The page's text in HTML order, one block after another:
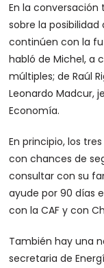
En la
sobre la
continúen con la
habló de Michel, a
múltiples; de Raúl
Leonardo Madcur,
Economía.
En principio, los
con chances de
consultar con su
ayude por 90 días
con la CAF y con
También hay una
secretaria de